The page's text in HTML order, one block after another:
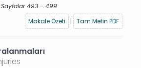
Sayfalar 493 - 499
Makale Özeti
| Tam Metin PDF